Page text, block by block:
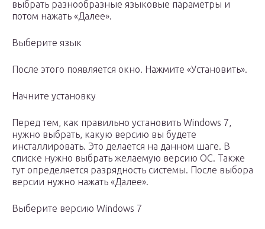
выбрать разнообразные языковые параметры и
потом нажать «Далее».
Выберите язык
После этого появляется окно. Нажмите «Установить».
Начните установку
Перед тем, как правильно установить Windows 7,
нужно выбрать, какую версию вы будете
инсталлировать. Это делается на данном шаге. В
списке нужно выбрать желаемую версию ОС. Также
тут определяется разрядность системы. После выбора
версии нужно нажать «Далее».
Выберите версию Windows 7